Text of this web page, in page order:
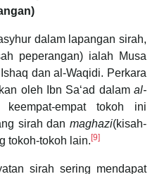
dalam lapangan sirah,
peperangan) ialah Musa
dan al-Waqidi. Perkara
oleh Ibn Saʻad dalam al-
empat tokoh ini
sirah dan maghazi(kisah-
tokoh-tokoh lain.[9]
sirah sering mendapat